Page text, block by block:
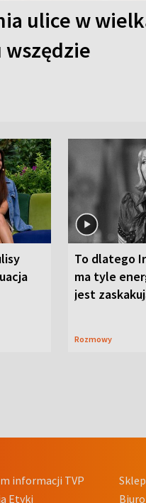
ulice w
To dlatego
ma tyle
jest
Rozmowy
informacji TVP
Etyki